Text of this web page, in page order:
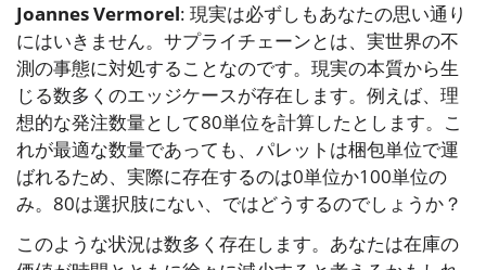
Joannes Vermorel: 現実は必ずしもあなたの思い通り
にはいきません。サプライチェーンとは、実世界の不
測の事態に対処することなのです。現実の本質から生
じる数多くのエッジケースが存在します。例えば、理
想的な発注数量として80単位を計算したとします。こ
れが最適な数量であっても、パレットは梱包単位で運
ばれるため、実際に存在するのは0単位か100単位の
み。80は選択肢にない、ではどうするのでしょうか？
このような状況は数多く存在します。あなたは在庫の